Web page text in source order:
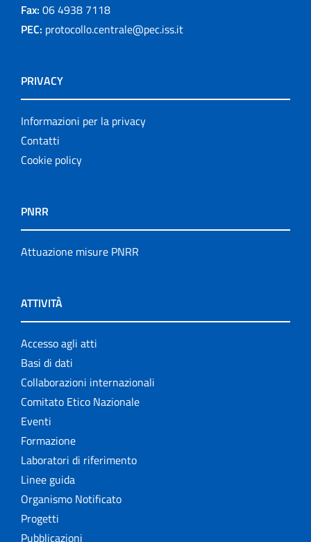
Fax: 06 4938 7118
PEC: protocollo.centrale@pec.iss.it
PRIVACY
Informazioni per la privacy
Contatti
Cookie policy
PNRR
Attuazione misure PNRR
ATTIVITÀ
Accesso agli atti
Basi di dati
Collaborazioni internazionali
Comitato Etico Nazionale
Eventi
Formazione
Laboratori di riferimento
Linee guida
Organismo Notificato
Progetti
Pubblicazioni